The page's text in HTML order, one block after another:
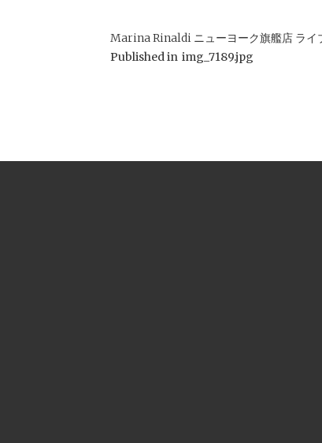
Marina Rinaldi ニューヨーク旗艦店 ラ
Published in img_7189.jpg